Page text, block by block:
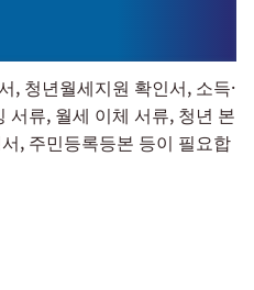
, 청년월세지원 확인서, 소득·
서류, 월세 이체 서류, 청년 본
, 주민등록등본 등이 필요합